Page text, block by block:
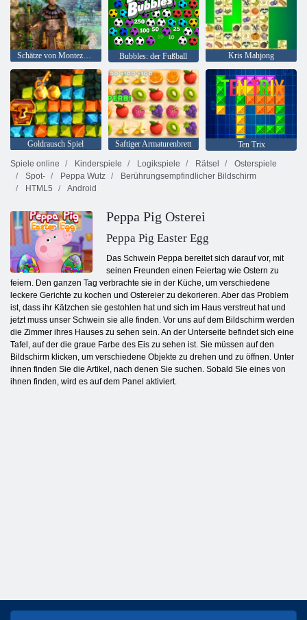
Schätze von Montezuma 2 Bubbles: der Fußball Kris Mahjong
Goldrausch Spiel Saftiger Armaturenbrett
Ten Trix
Spiele online
Kinderspiele Logikspiele Rätsel
Osterspiele
Spot-
Peppa Wutz
Berührungsempfindlicher Bildschirm
HTML5
Android
Peppa Pig Osterei
Peppa Pig Easter Egg
Das Schwein Peppa bereitet sich darauf vor, mit
seinen Freunden einen Feiertag wie Ostern zu
feiern. Den ganzen Tag verbrachte sie in der Küche, um verschiedene
leckere Gerichte zu kochen und Ostereier zu dekorieren. Aber das Problem
ist, dass ihr Kätzchen sie gestohlen hat und sich im Haus verstreut hat und
jetzt muss unser Schwein sie alle finden. Vor uns auf dem Bildschirm werden
die Zimmer ihres Hauses zu sehen sein. An der Unterseite befindet sich eine
Tafel, auf der die graue Farbe des Eis zu sehen ist. Sie müssen auf den
Bildschirm klicken, um verschiedene Objekte zu drehen und zu öffnen. Unter
ihnen finden Sie die Artikel, nach denen Sie suchen. Sobald Sie eines von
ihnen finden, wird es auf dem Panel aktiviert.